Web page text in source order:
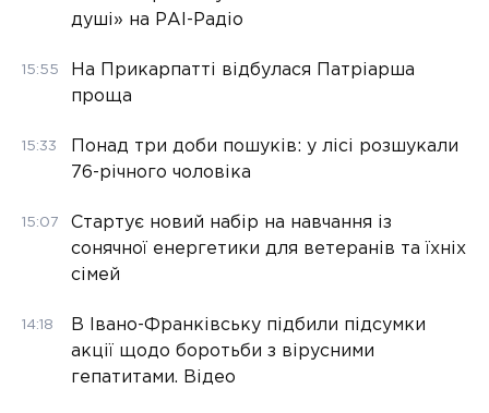
душі» на РАІ-Радіо
15:55
На Прикарпатті відбулася Патріарша
проща
15:33
Понад три доби пошуків: у лісі розшукали
76-річного чоловіка
15:07
Стартує новий набір на навчання із
сонячної енергетики для ветеранів та їхніх
сімей
14:18
В Івано-Франківську підбили підсумки
акції щодо боротьби з вірусними
гепатитами. Відео